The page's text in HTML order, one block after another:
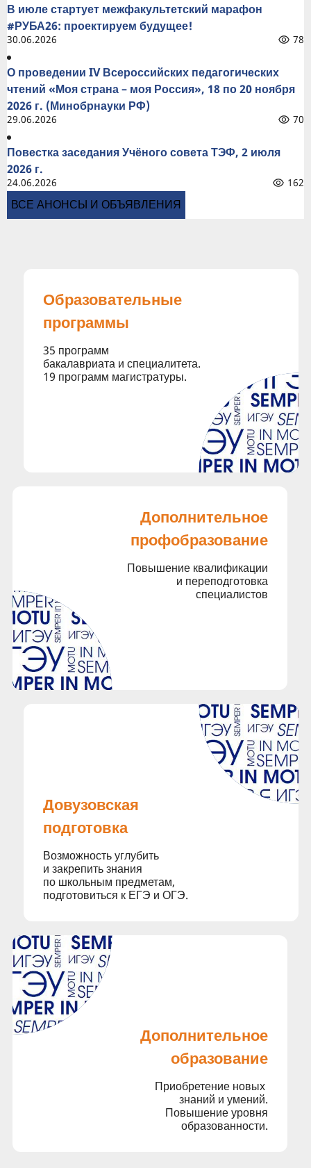
В июле стартует межфакультетский марафон
#РУБА26: проектируем будущее!
30.06.2026 78
О проведении IV Всероссийских педагогических
чтений «Моя страна – моя Россия», 18 по 20 ноября
2026 г. (Минобрнауки РФ)
29.06.2026 70
Повестка заседания Учёного совета ТЭФ, 2 июля
2026 г.
24.06.2026 162
ВСЕ АНОНСЫ И ОБЪЯВЛЕНИЯ
Образо­вательные
программы
35 программ
бакалавриата и специалитета.
19 программ магистратуры.
Дополнит­ельное
проф­образование
Повышение квалификации
и переподготовка
специалистов
Довузовская
подготовка
Возможность углубить
и закрепить знания
по школьным предметам,
подготовиться к ЕГЭ и ОГЭ.
Дополнит­ельное
образо­вание
Приобретение новых
знаний и умений.
Повышение уровня
образованности.